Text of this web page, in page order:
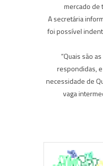
mercado de
A secretária
foi possível
“Quais são
respondidas,
necessidade de
vaga